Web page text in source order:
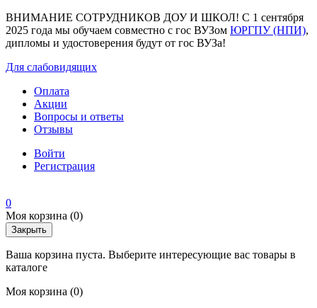
ВНИМАНИЕ СОТРУДНИКОВ ДОУ И ШКОЛ! С 1 сентября
2025 года мы обучаем совместно с гос ВУЗом ЮРГПУ (НПИ),
дипломы и удостоверения будут от гос ВУЗа!
Для слабовидящих
Оплата
Акции
Вопросы и ответы
Отзывы
Войти
Регистрация
0
Моя корзина (0)
Закрыть
Ваша корзина пуста. Выберите интересующие вас товары в
каталоге
Моя корзина (0)